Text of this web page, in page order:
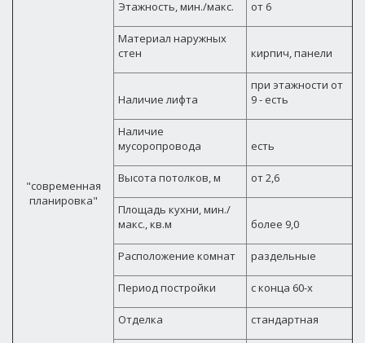
"современная
планировка"
Этажность, мин./макс. от 6
Материал наружных
стен
кирпич, панели
Наличие лифта
при этажности от
9 - есть
Наличие
мусоропровода
есть
Высота потолков, м от 2,6
Площадь кухни, мин./
макс., кв.м
более 9,0
Расположение комнат раздельные
Период постройки с конца 60-х
Отделка стандартная